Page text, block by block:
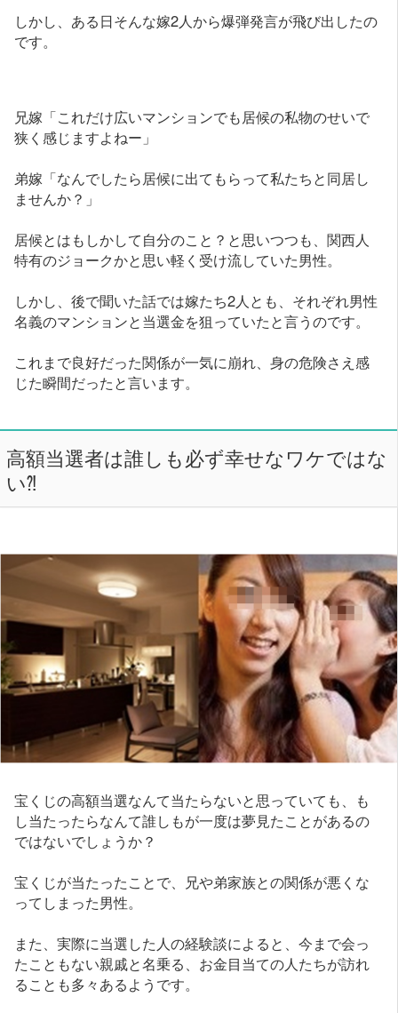
しかし、ある日そんな嫁2人から爆弾発言が飛び出したの
です。
兄嫁「これだけ広いマンションでも居候の私物のせいで
狭く感じますよねー」
弟嫁「なんでしたら居候に出てもらって私たちと同居し
ませんか？」
居候とはもしかして自分のこと？と思いつつも、関西人
特有のジョークかと思い軽く受け流していた男性。
しかし、後で聞いた話では嫁たち2人とも、それぞれ男性
名義のマンションと当選金を狙っていたと言うのです。
これまで良好だった関係が一気に崩れ、身の危険さえ感
じた瞬間だったと言います。
高額当選者は誰しも必ず幸せなワケではな
い⁈
宝くじの高額当選なんて当たらないと思っていても、も
し当たったらなんて誰しもが一度は夢見たことがあるの
ではないでしょうか？
宝くじが当たったことで、兄や弟家族との関係が悪くな
ってしまった男性。
また、実際に当選した人の経験談によると、今まで会っ
たこともない親戚と名乗る、お金目当ての人たちが訪れ
ることも多々あるようです。